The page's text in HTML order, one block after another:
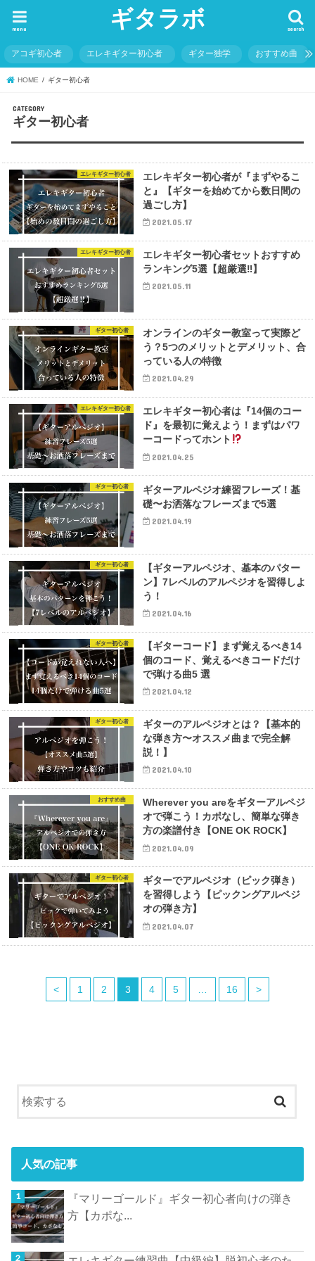
ギタラボ search
menu
アコギ初心者 エレキギター初心者 ギター独学 おすすめ曲
HOME ギター初心者
ギター初心者
エレキギター初心者
エレキギター初心者が『まずやるこ
と』【ギターを始めてから数日間の
過ごし方】
2021.05.17
エレキギター初心者
エレキギター初心者セットおすすめ
ランキング5選【超厳選‼︎】
2021.05.11
ギター初心者
オンラインのギター教室って実際ど
う？5つのメリットとデメリット、合
っている人の特徴
2021.04.29
エレキギター初心者
エレキギター初心者は『14個のコー
ド』を最初に覚えよう！まずはパワ
ーコードってホント
2021.04.25
ギター初心者
ギターアルペジオ練習フレーズ！基
礎〜お洒落なフレーズまで5選
2021.04.19
ギター初心者
【ギターアルペジオ、基本のパター
ン】7レベルのアルペジオを習得しよ
う！
2021.04.16
ギター初心者
【ギターコード】まず覚えるべき14
個のコード、覚えるべきコードだけ
で弾ける曲5 選
2021.04.12
ギター初心者
ギターのアルペジオとは？【基本的
な弾き方〜オススメ曲まで完全解
説！】
2021.04.10
おすすめ曲
Wherever you areをギターアルペジ
オで弾こう！カポなし、簡単な弾き
方の楽譜付き【ONE OK ROCK】
2021.04.09
ギター初心者
ギターでアルペジオ（ピック弾き）
を習得しよう【ピックングアルペジ
オの弾き方】
2021.04.07
< 1 2 3 4 5 16 >
人気の記事
『マリーゴールド』ギター初心者向けの弾き
方【カポな...